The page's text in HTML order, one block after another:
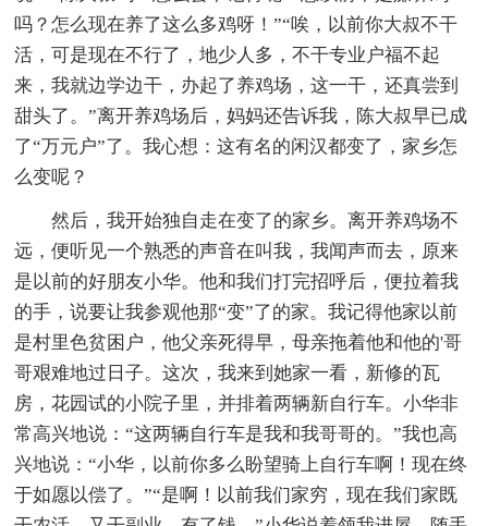
吗？怎么现在养了这么多鸡呀！”“唉，以前你大叔不干
活，可是现在不行了，地少人多，不干专业户福不起
来，我就边学边干，办起了养鸡场，这一干，还真尝到
甜头了。”离开养鸡场后，妈妈还告诉我，陈大叔早已成
了“万元户”了。我心想：这有名的闲汉都变了，家乡怎
么变呢？
然后，我开始独自走在变了的家乡。离开养鸡场不
远，便听见一个熟悉的声音在叫我，我闻声而去，原来
是以前的好朋友小华。他和我们打完招呼后，便拉着我
的手，说要让我参观他那“变”了的家。我记得他家以前
是村里色贫困户，他父亲死得早，母亲拖着他和他的'哥
哥艰难地过日子。这次，我来到她家一看，新修的瓦
房，花园试的小院子里，并排着两辆新自行车。小华非
常高兴地说：“这两辆自行车是我和我哥哥的。”我也高
兴地说：“小华，以前你多么盼望骑上自行车啊！现在终
于如愿以偿了。”“是啊！以前我们家穷，现在我们家既